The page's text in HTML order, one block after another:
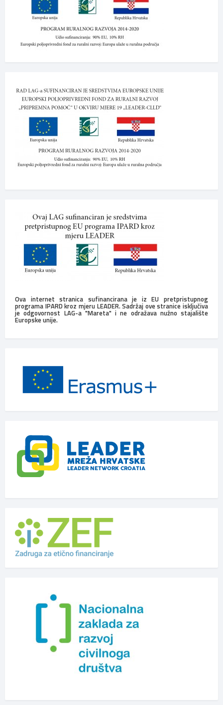
Ova internet stranica sufinancirana je iz EU pretpristupnog
programa IPARD kroz mjeru LEADER. Sadržaj ove stranice isključiva
je odgovornost LAG-a "Mareta" i ne odražava nužno stajalište
Europske unije.